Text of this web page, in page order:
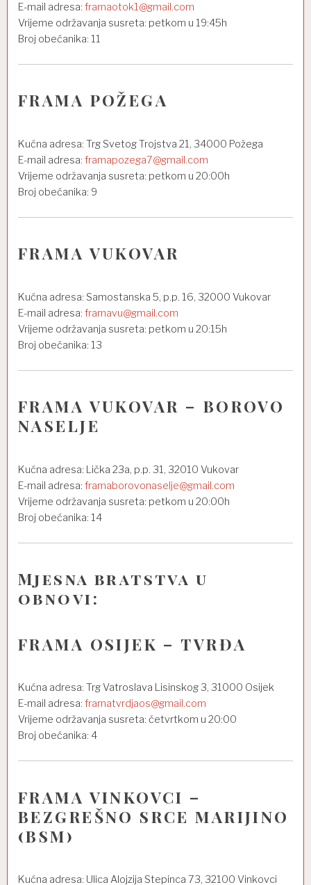
E-mail adresa: framaotok1@gmail.com
Vrijeme održavanja susreta: petkom u 19:45h
Broj obećanika: 11
FRAMA POŽEGA
Kućna adresa: Trg Svetog Trojstva 21, 34000 Požega
E-mail adresa: framapozega7@gmail.com
Vrijeme održavanja susreta: petkom u 20:00h
Broj obećanika: 9
FRAMA VUKOVAR
Kućna adresa: Samostanska 5, p.p. 16, 32000 Vukovar
E-mail adresa: framavu@gmail.com
Vrijeme održavanja susreta: petkom u 20:15h
Broj obećanika: 13
FRAMA VUKOVAR – BOROVO
NASELJE
Kućna adresa: Lička 23a, p.p. 31, 32010 Vukovar
E-mail adresa: framaborovonaselje@gmail.com
Vrijeme održavanja susreta: petkom u 20:00h
Broj obećanika: 14
Mjesna bratstva u
obnovi:
FRAMA OSIJEK – TVRĐA
Kućna adresa: Trg Vatroslava Lisinskog 3, 31000 Osijek
E-mail adresa: framatvrdjaos@gmail.com
Vrijeme održavanja susreta: četvrtkom u 20:00
Broj obećanika: 4
FRAMA VINKOVCI –
BEZGREŠNO SRCE MARIJINO
(BSM)
Kućna adresa: Ulica Alojzija Stepinca 73, 32100 Vinkovci